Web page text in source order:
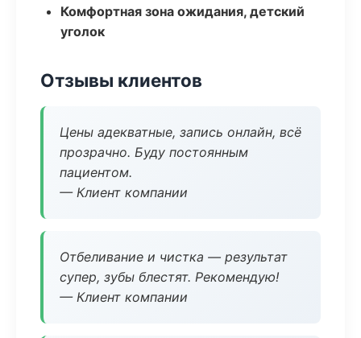
Комфортная зона ожидания, детский
уголок
Отзывы клиентов
Цены адекватные, запись онлайн, всё
прозрачно. Буду постоянным
пациентом.
— Клиент компании
Отбеливание и чистка — результат
супер, зубы блестят. Рекомендую!
— Клиент компании